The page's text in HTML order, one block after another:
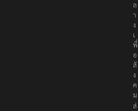
ล
า
ง
เ
พื่
อ
สั
ง
ค
ม
ส่